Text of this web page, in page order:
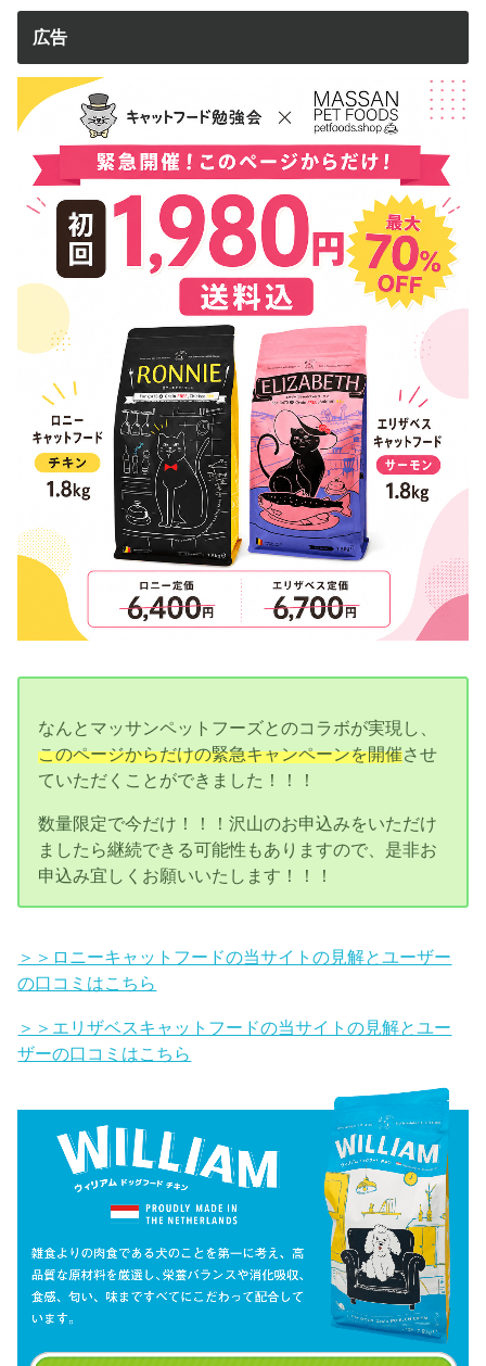
広告
なんとマッサンペットフーズとのコラボが実現し、
このページからだけの緊急キャンペーンを開催させ
ていただくことができました！！！
数量限定で今だけ！！！沢山のお申込みをいただけ
ましたら継続できる可能性もありますので、是非お
申込み宜しくお願いいたします！！！
＞＞ロニーキャットフードの当サイトの見解とユーザー
の口コミはこちら
＞＞エリザベスキャットフードの当サイトの見解とユー
ザーの口コミはこちら